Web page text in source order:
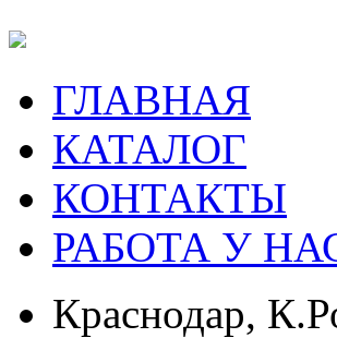
ГЛАВНАЯ
КАТАЛОГ
КОНТАКТЫ
РАБОТА У
Краснодар,